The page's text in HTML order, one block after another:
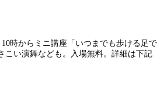
時からミニ講座「いつまでも歩ける足で
こい演舞なども。入場無料。詳細は下記